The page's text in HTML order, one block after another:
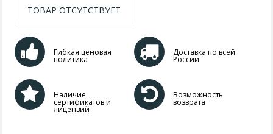
ТОВАР ОТСУТСТВУЕТ
Гибкая ценовая
политика
Доставка по всей
России
Наличие
сертификатов и
лицензий
Возможность
возврата